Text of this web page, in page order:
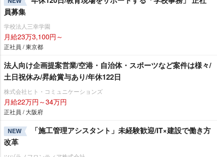
員募集
学校法人三幸学園
月給23万3,100円～
正社員 / 東京都
法人向け企画提案営業/空港・自治体・スポーツなど案件は様々/
土日祝休み/昇給賞与あり/年休122日
株式会社ヒト・コミュニケーションズ
月給22万円～34万円
正社員 / 大阪府
NEW
「施工管理アシスタント」未経験歓迎/IT×建設で働き方
改革